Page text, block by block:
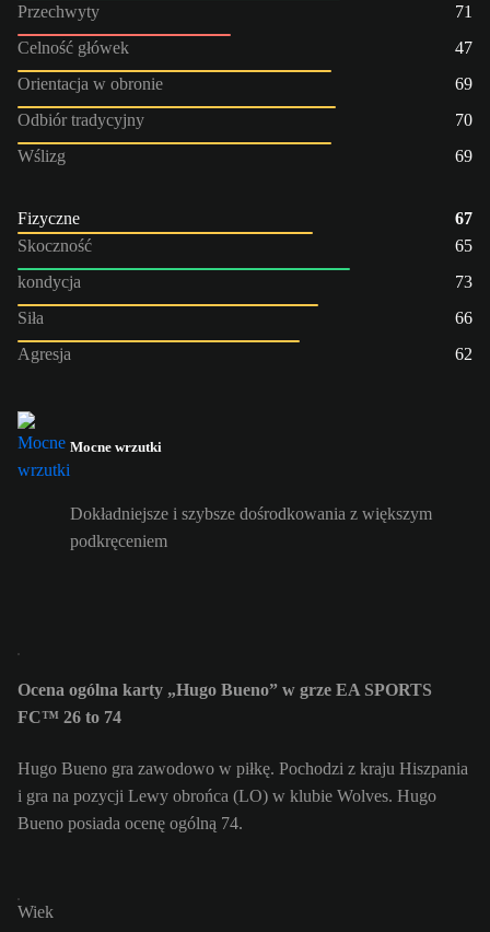
Przechwyty
71
Celność główek
47
Orientacja w obronie
69
Odbiór tradycyjny
70
Wślizg
69
Fizyczne
67
Skoczność
65
kondycja
73
Siła
66
Agresja
62
Mocne wrzutki
Dokładniejsze i szybsze dośrodkowania z większym
podkręceniem
Ocena ogólna karty „Hugo Bueno” w grze EA SPORTS
FC™ 26 to 74
Hugo Bueno gra zawodowo w piłkę. Pochodzi z kraju Hiszpania
i gra na pozycji Lewy obrońca (LO) w klubie Wolves. Hugo
Bueno posiada ocenę ogólną 74.
Wiek